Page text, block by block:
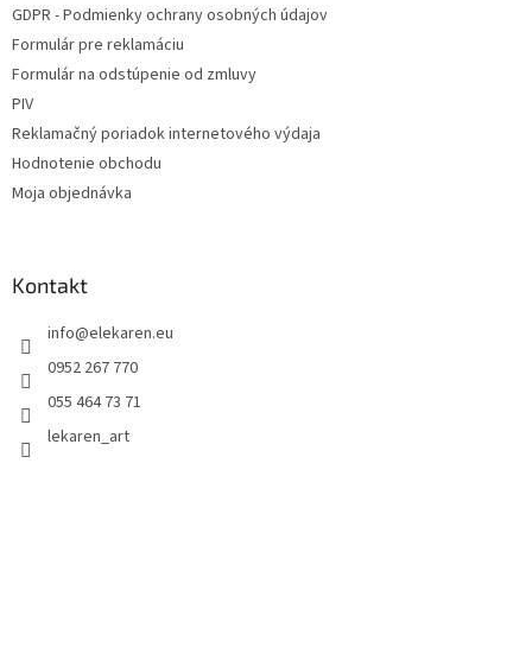
GDPR - Podmienky ochrany osobných údajov
Formulár pre reklamáciu
Formulár na odstúpenie od zmluvy
PIV
Reklamačný poriadok internetového výdaja
Hodnotenie obchodu
Moja objednávka
Kontakt
info@elekaren.eu
0952 267 770
055 464 73 71
lekaren_art